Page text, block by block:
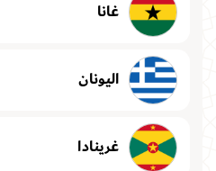
غانا
اليونان
غرينادا